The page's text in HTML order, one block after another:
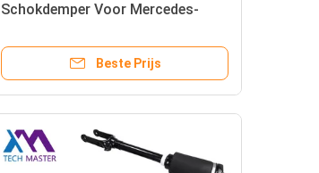
Schokdemper Voor Mercedes-
2213200438 2213200538
Beste Prijs